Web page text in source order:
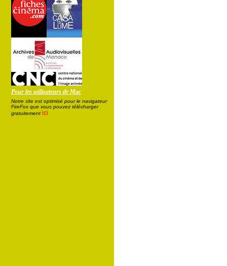
Pour les utilisateurs de Mac
Notre site est optimisé pour le navigateur
FireFox que vous pouvez télécharger
gratuitement ici